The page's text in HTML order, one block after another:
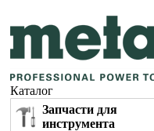
Каталог
Запчасти для
инструмента